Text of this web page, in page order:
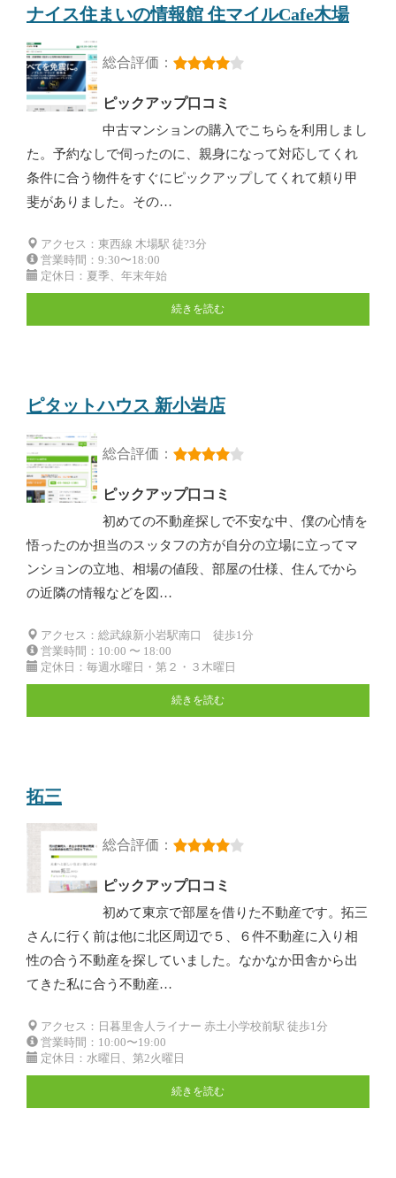
ナイス住まいの情報館 住マイルCafe木場
総合評価：
ピックアップ口コミ
中古マンションの購入でこちらを利用しまし
た。予約なしで伺ったのに、親身になって対応してくれ
条件に合う物件をすぐにピックアップしてくれて頼り甲
斐がありました。その…
アクセス：東西線 木場駅 徒?3分
営業時間：9:30〜18:00
定休日：夏季、年末年始
続きを読む
ピタットハウス 新小岩店
総合評価：
ピックアップ口コミ
初めての不動産探しで不安な中、僕の心情を
悟ったのか担当のスッタフの方が自分の立場に立ってマ
ンションの立地、相場の値段、部屋の仕様、住んでから
の近隣の情報などを図…
アクセス：総武線新小岩駅南口 徒歩1分
営業時間：10:00 〜 18:00
定休日：毎週水曜日・第２・３木曜日
続きを読む
拓三
総合評価：
ピックアップ口コミ
初めて東京で部屋を借りた不動産です。拓三
さんに行く前は他に北区周辺で５、６件不動産に入り相
性の合う不動産を探していました。なかなか田舎から出
てきた私に合う不動産…
アクセス：日暮里舎人ライナー 赤土小学校前駅 徒歩1分
営業時間：10:00〜19:00
定休日：水曜日、第2火曜日
続きを読む